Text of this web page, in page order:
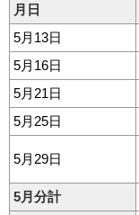
月日
5月13日
5月16日
5月21日
5月25日
5月29日
5月分計